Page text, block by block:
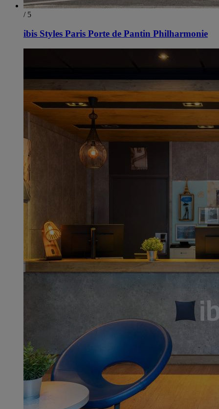
/ 5
ibis Styles Paris Porte de Pantin Philharmonie